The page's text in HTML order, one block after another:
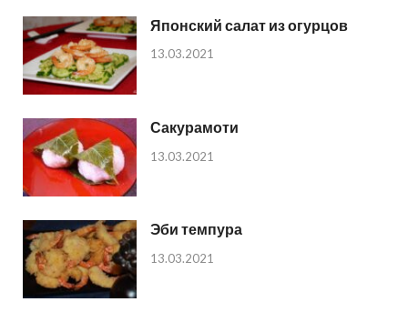
Японский салат из огурцов
13.03.2021
Сакурамоти
13.03.2021
Эби темпура
13.03.2021